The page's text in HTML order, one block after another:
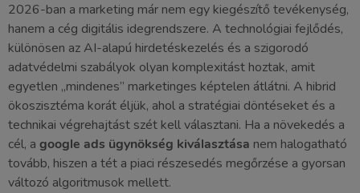
2026-ban a marketing már nem egy kiegészítő tevékenység,
hanem a cég digitális idegrendszere. A technológiai fejlődés,
különösen az AI-alapú hirdetéskezelés és a szigorodó
adatvédelmi szabályok olyan komplexitást hoztak, amit
egyetlen „mindenes” marketinges képtelen átlátni. A hibrid
ökoszisztéma korát éljük, ahol a stratégiai döntéseket és a
technikai végrehajtást szét kell választani. Ha a növekedés a
cél, a google ads ügynökség kiválasztása nem halogatható
tovább, hiszen a tét a piaci részesedés megőrzése a gyorsan
változó algoritmusok mellett.